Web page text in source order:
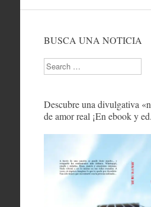
BUSCA UNA NOTICIA
Search
Descubre una divulgativa
de amor real ¡En ebook y